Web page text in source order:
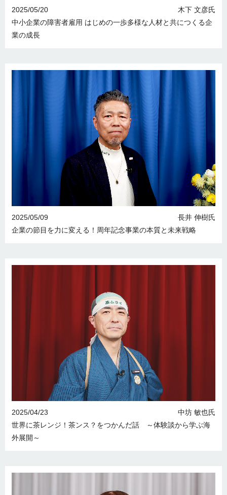
2025/05/20
木下 文彦氏
中小企業の障害者雇用 はじめの一歩 多様な人材と共につくる企
業の成長
2025/05/09
長井 伸樹氏
企業の節目を力に変える！周年記念事業の本質と未来戦略
2025/04/23
中坊 敏也氏
世界に茶レンジ！茶ンス？をつかんだ話 ～体験談から学ぶ海
外展開～